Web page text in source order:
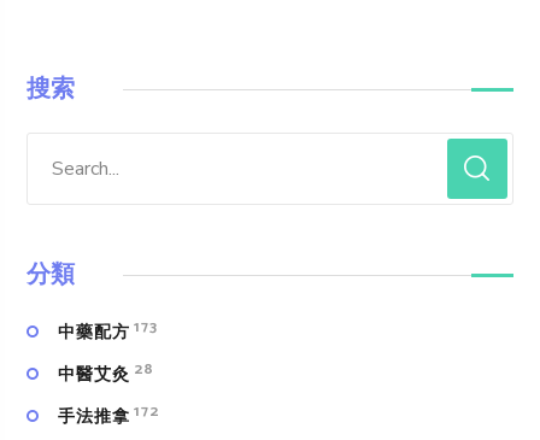
搜索
分類
中藥配方 173
中醫艾灸 28
手法推拿 172